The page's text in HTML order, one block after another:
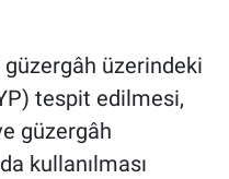
güzergâh üzerindeki
tespit edilmesi,
güzergâh
kullanılması